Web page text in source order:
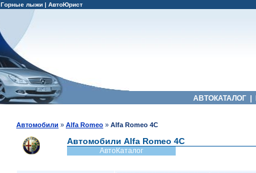
Горные лыжи | АвтоЮрист
АВТОКАТАЛОГ
Автомобили » Alfa Romeo » Alfa Romeo 4C
Автомобили Alfa Romeo 4C
АвтоКаталог